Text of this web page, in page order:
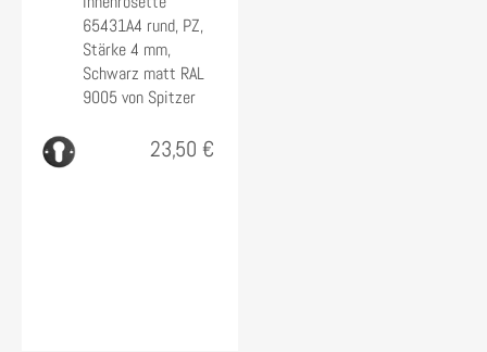
65431A4 rund, PZ,
Stärke 4 mm,
Schwarz matt RAL
9005 von Spitzer
23,50 €